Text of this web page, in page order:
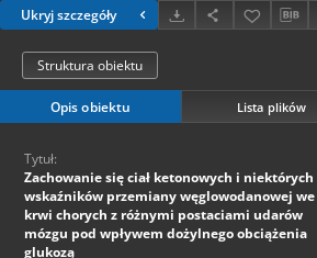
Ukryj szczegóły
Struktura obiektu
Opis obiektu Lista plików
Tytuł:
Zachowanie się ciał ketonowych i niektórych
wskaźników przemiany węglowodanowej we
krwi chorych z różnymi postaciami udarów
mózgu pod wpływem dożylnego obciążenia
glukozą